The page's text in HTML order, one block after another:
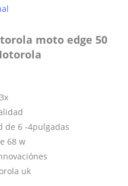
moto edge 50
de 6 -4pulgadas
68 w
uk